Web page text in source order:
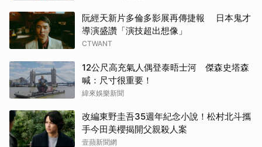
阮經天新片多倫多影展再傳捷報 日本鬼才
導演盛讚「演技超出想像」
CTWANT
12公尺高充氣人偶登泰晤士河 傑森史塔森
喊：尺寸很重要！
緯來娛樂新聞
改編東野圭吾35週年紀念小說！松村北斗攜
手今田美櫻揭開父親殺人案
壹蘋新聞網